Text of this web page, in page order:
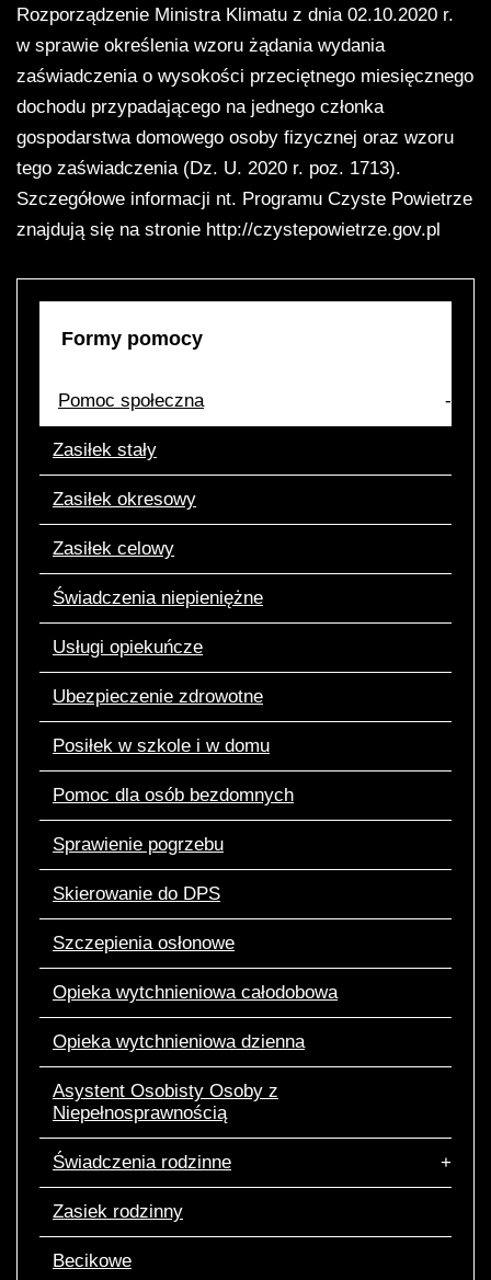
Rozporządzenie Ministra Klimatu z dnia 02.10.2020 r.
w sprawie określenia wzoru żądania wydania
zaświadczenia o wysokości przeciętnego miesięcznego
dochodu przypadającego na jednego członka
gospodarstwa domowego osoby fizycznej oraz wzoru
tego zaświadczenia (Dz. U. 2020 r. poz. 1713).
Szczegółowe informacji nt. Programu Czyste Powietrze
znajdują się na stronie http://czystepowietrze.gov.pl
Formy pomocy
Pomoc społeczna
Zasiłek stały
Zasiłek okresowy
Zasiłek celowy
Świadczenia niepieniężne
Usługi opiekuńcze
Ubezpieczenie zdrowotne
Posiłek w szkole i w domu
Pomoc dla osób bezdomnych
Sprawienie pogrzebu
Skierowanie do DPS
Szczepienia osłonowe
Opieka wytchnieniowa całodobowa
Opieka wytchnieniowa dzienna
Asystent Osobisty Osoby z
Niepełnosprawnością
Świadczenia rodzinne
Zasiek rodzinny
Becikowe